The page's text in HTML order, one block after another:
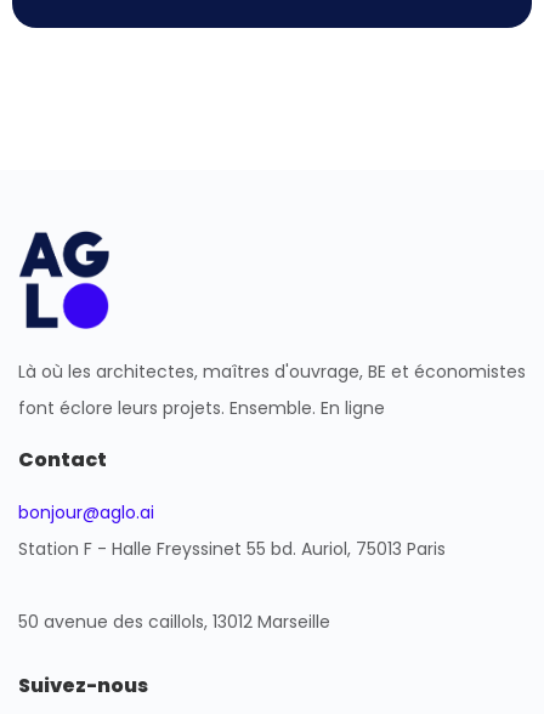
Là où les architectes, maîtres d'ouvrage, BE et économistes
font éclore leurs projets. Ensemble. En ligne
Contact
bonjour@aglo.ai
Station F - Halle Freyssinet 55 bd. Auriol, 75013 Paris
50 avenue des caillols, 13012 Marseille
Suivez-nous